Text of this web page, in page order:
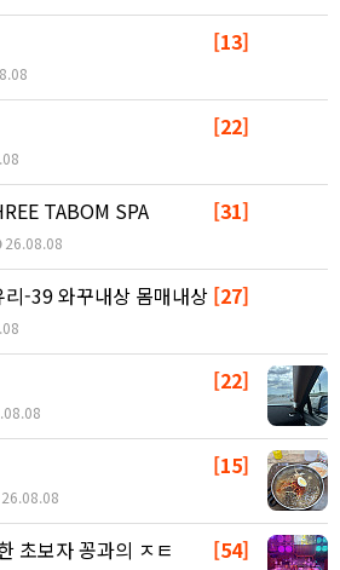
[13]
[22]
[31]
TABOM SPA
26.08.08
[27]
-39 와꾸내상 몸매내상
[22]
[15]
[54]
초보자 꽁과의 ㅈㅌ